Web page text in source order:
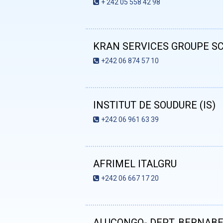
+ 242 05 558 42 98
KRAN SERVICES GROUPE
+242 06 874 57 10
INSTITUT DE SOUDURE (IS)
+242 06 961 63 39
AFRIMEL ITALGRU
+242 06 667 17 20